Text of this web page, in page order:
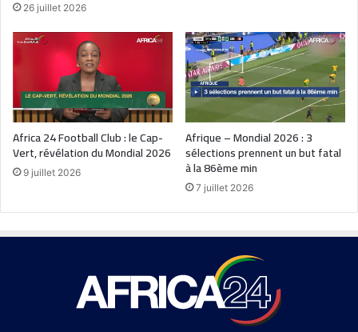
26 juillet 2026
Africa 24 Football Club : le Cap-
Vert, révélation du Mondial 2026
9 juillet 2026
Afrique – Mondial 2026 : 3
sélections prennent un but fatal
à la 86ème min
7 juillet 2026